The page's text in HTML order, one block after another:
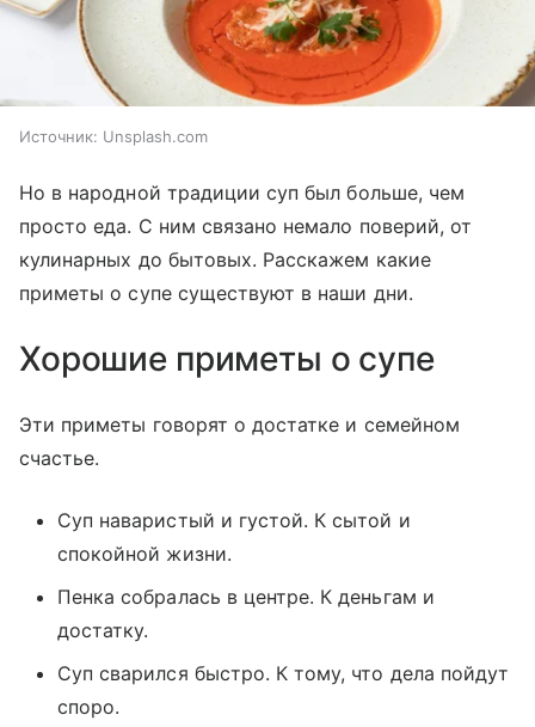
Источник: Unsplash.com
Но в народной традиции суп был больше, чем
просто еда. С ним связано немало поверий, от
кулинарных до бытовых. Расскажем какие
приметы о супе существуют в наши дни.
Хорошие приметы о супе
Эти приметы говорят о достатке и семейном
счастье.
Суп наваристый и густой. К сытой и
спокойной жизни.
Пенка собралась в центре. К деньгам и
достатку.
Суп сварился быстро. К тому, что дела пойдут
споро.